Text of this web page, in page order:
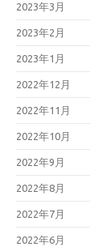
2023年3月
2023年2月
2023年1月
2022年12月
2022年11月
2022年10月
2022年9月
2022年8月
2022年7月
2022年6月